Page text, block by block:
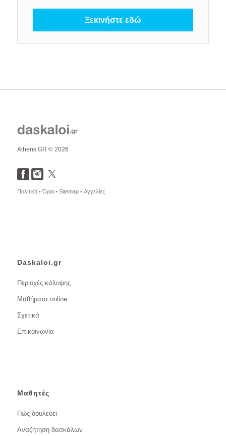
Ξεκινήστε εδώ
Athens GR © 2026
Πολιτική •Όροι • Sitemap • Αγγελίες
Daskaloi.gr
Περιοχές κάλυψης
Μαθήματα online
Σχετικά
Επικοινωνία
Μαθητές
Πώς δουλεύει
Αναζήτηση δασκάλων